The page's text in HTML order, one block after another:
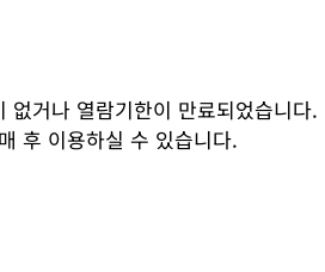
없거나 열람기한이 만료되었습니다.
후 이용하실 수 있습니다.